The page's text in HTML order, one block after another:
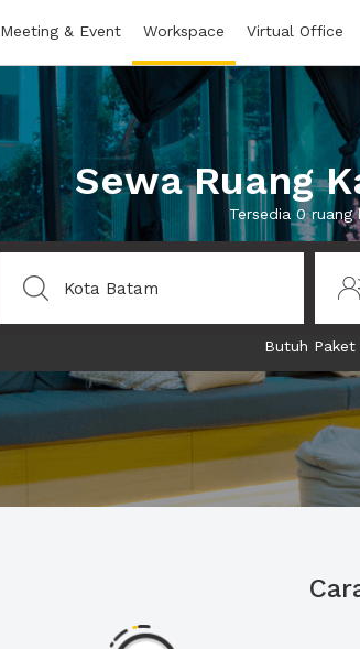
Meeting & Event Workspace Virtual Office
Sewa Ruang
Tersedia 0
Butuh Paket